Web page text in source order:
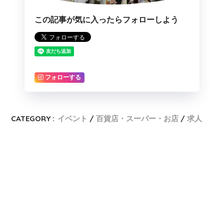
この記事が気に入ったらフォローしよう
フォローする
CATEGORY : イベント 百貨店・スーパー・お店 求人